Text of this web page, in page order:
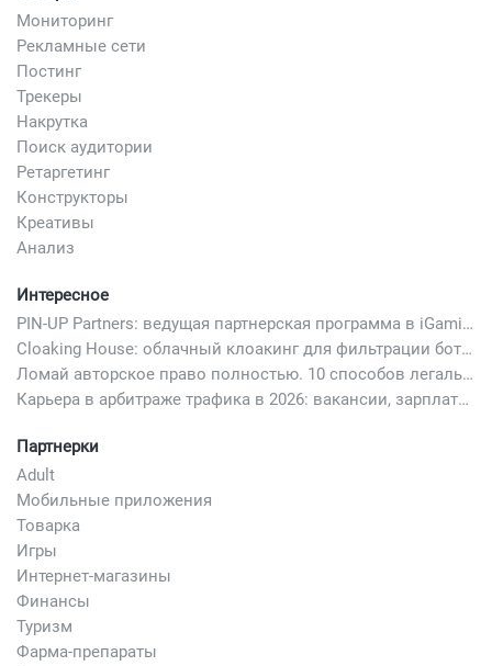
Мониторинг
Рекламные сети
Постинг
Трекеры
Накрутка
Поиск аудитории
Ретаргетинг
Конструкторы
Креативы
Анализ
Интересное
PIN-UP Partners: ведущая партнерская программа в iGaming
Cloaking House: облачный клоакинг для фильтрации ботов FB и Google Ads — гайд PHP-интеграции 2026
Ломай авторское право полностью. 10 способов легально добавить любимый трек в свой креатив
Карьера в арбитраже трафика в 2026: вакансии, зарплаты и как начать
Партнерки
Adult
Мобильные приложения
Товарка
Игры
Интернет-магазины
Финансы
Туризм
Фарма-препараты